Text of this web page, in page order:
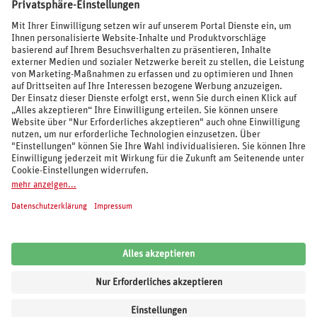
BEWERTUNGEN
SOCIAL MEDIA
REISEVERANSTALTER UND MARKEN
© 2026 REWE Reisen
Impressum
AGB Cookie-Einstellungen
Datenschutz
Unsere Inhalte: Standards und Meldung
Kundenbewertung:4,62von5Sternen auf Grundlage von